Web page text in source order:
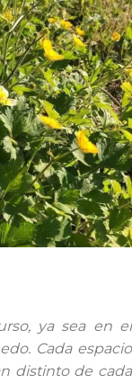
ya sea en el
Cada espacio
distinto de cada